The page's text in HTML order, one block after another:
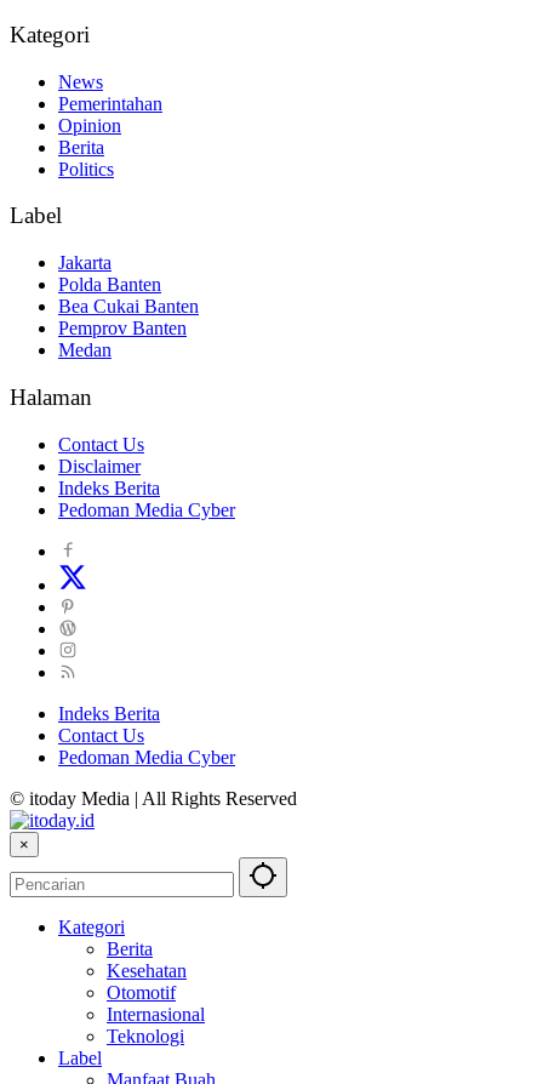
Kategori
News
Pemerintahan
Opinion
Berita
Politics
Label
Jakarta
Polda Banten
Bea Cukai Banten
Pemprov Banten
Medan
Halaman
Contact Us
Disclaimer
Indeks Berita
Pedoman Media Cyber
Indeks Berita
Contact Us
Pedoman Media Cyber
© itoday Media | All Rights Reserved
×
Kategori
Berita
Kesehatan
Otomotif
Internasional
Teknologi
Label
Manfaat Buah